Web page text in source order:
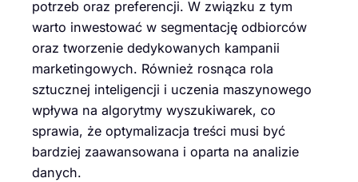
potrzeb oraz preferencji. W związku z tym
warto inwestować w segmentację odbiorców
oraz tworzenie dedykowanych kampanii
marketingowych. Również rosnąca rola
sztucznej inteligencji i uczenia maszynowego
wpływa na algorytmy wyszukiwarek, co
sprawia, że optymalizacja treści musi być
bardziej zaawansowana i oparta na analizie
danych.